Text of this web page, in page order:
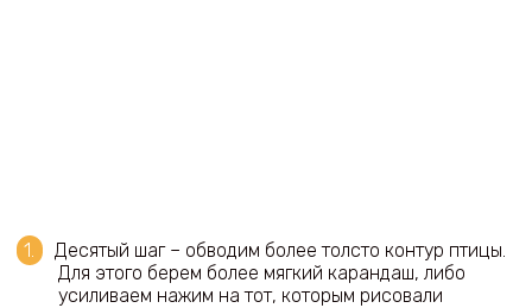
Десятый шаг – обводим более толсто контур птицы.
Для этого берем более мягкий карандаш, либо
усиливаем нажим на тот, которым рисовали